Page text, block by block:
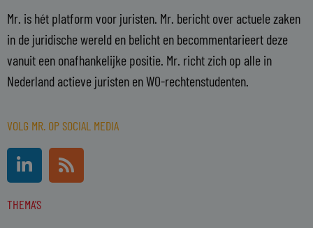
Mr. is hét platform voor juristen. Mr. bericht over actuele zaken
in de juridische wereld en belicht en becommentarieert deze
vanuit een onafhankelijke positie. Mr. richt zich op alle in
Nederland actieve juristen en WO-rechtenstudenten.
VOLG MR. OP SOCIAL MEDIA
L
i
n
k
R
s
s
THEMA'S